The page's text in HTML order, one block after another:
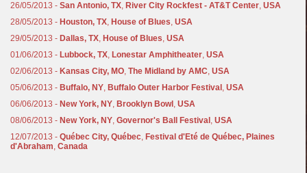
26/05/2013 -San Antonio, TX, River City Rockfest - AT&T Center,USA
28/05/2013 - Houston, TX, House of Blues,USA
29/05/2013 - Dallas, TX, House of Blues,USA
01/06/2013 - Lubbock, TX, Lonestar Amphitheater,USA
02/06/2013 - Kansas City, MO,The Midland by AMC,USA
05/06/2013 - Buffalo, NY, Buffalo Outer Harbor Festival ,USA
06/06/2013 - New York, NY, Brooklyn Bowl ,USA
08/06/2013 - New York, NY,Governor's Ball Festival ,USA
12/07/2013 -Québec City, Québec, Festival d'Eté de Québec, Plaines
d'Abraham,Canada